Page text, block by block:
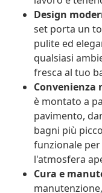
Design
set porta un
pulite ed
qualsiasi
fresca al tuo
Convenienza
è montato a
pavimento,
bagni più
funzionale
l'atmosfera
Cura e